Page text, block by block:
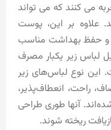
می کنند که می تواند
علاوه بر این، پوست
و حفظ بهداشت مناسب
لباس زیر یکبار مصرف
این نوع لباس‌های زیر
راحت، انعطاف‌پذیر،
آنها طوری طراحی
ریخته شوند.